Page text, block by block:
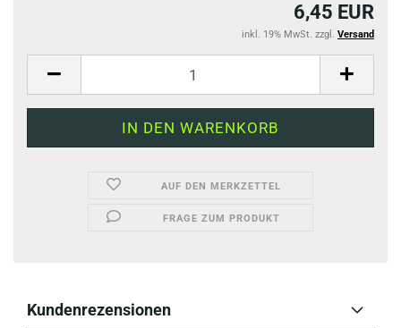
6,45 EUR
inkl. 19% MwSt. zzgl. Versand
AUF DEN MERKZETTEL
FRAGE ZUM PRODUKT
Kundenrezensionen